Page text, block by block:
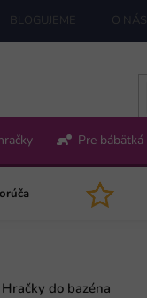
BLOGUJEME O NÁS
Pre bábätká
Hračky do bazéna